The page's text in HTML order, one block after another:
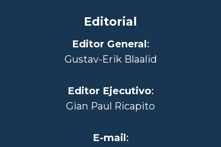
Editorial
Editor General:
Gustav-Erik Blaalid
Editor Ejecutivo:
Gian Paul Ricapito
E-mail: